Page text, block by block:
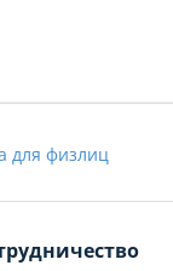
для физлиц